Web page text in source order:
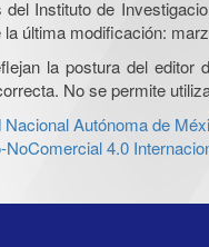
Instituto de
última modificación:
la postura del
No se permite
Nacional Autónoma de
4.0